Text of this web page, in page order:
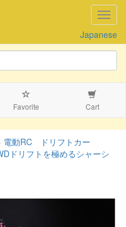
Japanese
Favorite Cart
電動RC ドリフトカー
ドリフトを極めるシャーシ